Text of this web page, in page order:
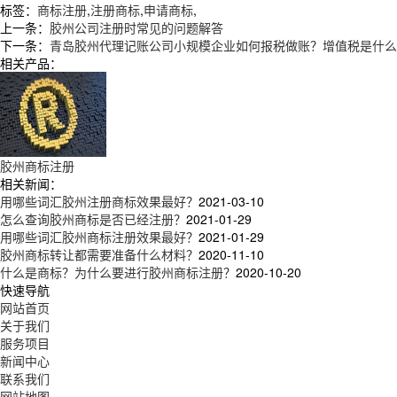
标签： 商标注册,注册商标,申请商标,
上一条： 胶州公司注册时常见的问题解答
下一条： 青岛胶州代理记账公司小规模企业如何报税做账？增值税是什
相关产品：
胶州商标注册
相关新闻：
用哪些词汇胶州注册商标效果最好？ 2021-03-10
怎么查询胶州商标是否已经注册？ 2021-01-29
用哪些词汇胶州商标注册效果最好？ 2021-01-29
胶州商标转让都需要准备什么材料？ 2020-11-10
什么是商标？为什么要进行胶州商标注册？ 2020-10-20
快速导航
网站首页
关于我们
服务项目
新闻中心
联系我们